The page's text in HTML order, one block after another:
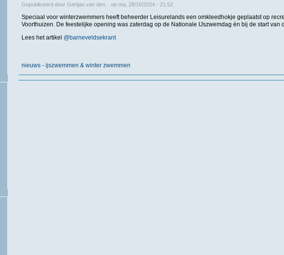
Gepubliceerd door Gertjan van den... op ma, 28/10/2024 - 21:52
Speciaal voor winterzwemmers heeft beheerder Leisurelands een omkleedhokje geplaatst op
Voorthuizen. De feestelijke opening was zaterdag op de Nationale IJszwemdag én bij de start van
Lees hetartikel @barneveldsekrant
nieuws - ijszwemmen & winter zwemmen